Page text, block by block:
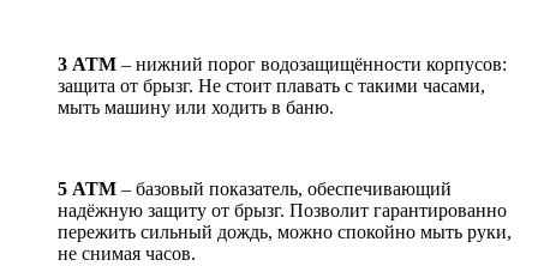
3 АТМ – нижний порог водозащищённости корпусов:
защита от брызг. Не стоит плавать с такими часами,
мыть машину или ходить в баню.
5 АТМ – базовый показатель, обеспечивающий
надёжную защиту от брызг. Позволит гарантированно
пережить сильный дождь, можно спокойно мыть руки,
не снимая часов.